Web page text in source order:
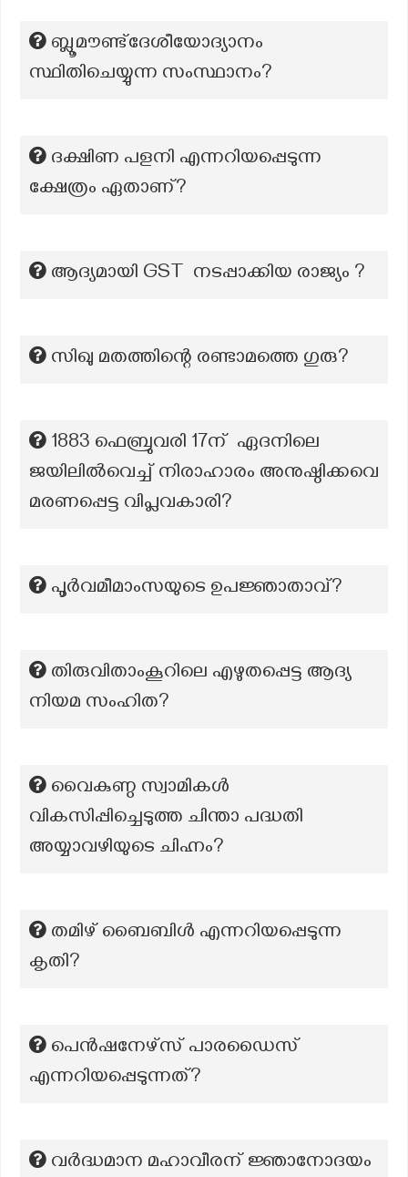
ബ്ലൂമൗണ്ട്ദേശീയോദ്യാനം
സ്ഥിതിചെയ്യുന്ന സംസ്ഥാനം?
ദക്ഷിണ പളനി എന്നറിയപ്പെടുന്ന
ക്ഷേത്രം ഏതാണ്?
ആദ്യമായി GST നടപ്പാക്കിയ രാജ്യം ?
സിഖു മതത്തിന്റെ രണ്ടാമത്തെ ഗുരു?
1883 ഫെബ്രുവരി 17ന് ഏദനിലെ
ജയിലിൽവെച്ച് നിരാഹാരം അനുഷ്ഠിക്കവെ
മരണപ്പെട്ട വിപ്ലവകാരി?
പൂർവമീമാംസയുടെ ഉപജ്ഞാതാവ്?
തിരുവിതാംകൂറിലെ എഴുതപ്പെട്ട ആദ്യ
നിയമ സംഹിത?
വൈകുണ്ഠ സ്വാമികൾ
വികസിപ്പിച്ചെടുത്ത ചിന്താ പദ്ധതി
അയ്യാവഴിയുടെ ചിഹ്നം?
തമിഴ് ബൈബിൾ എന്നറിയപ്പെടുന്ന
കൃതി?
പെൻഷനേഴ്‌സ് പാരഡൈസ്
എന്നറിയപ്പെടുന്നത്?
വർദ്ധമാന മഹാവീരന് ജ്ഞാനോദയം